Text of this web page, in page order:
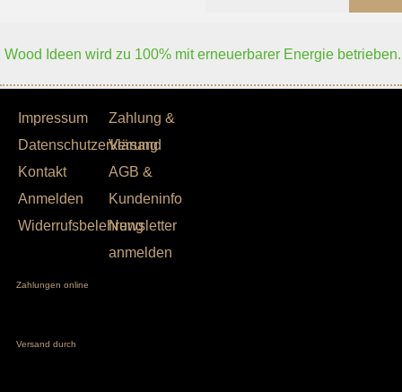
Wood Ideen wird zu 100% mit erneuerbarer Energie betrieben.
Impressum
Datenschutzerklärung
Kontakt
Anmelden
Widerrufsbelehrung
Zahlung &
Versand
AGB &
Kundeninfo
Newsletter
anmelden
Zahlungen online
Versand durch